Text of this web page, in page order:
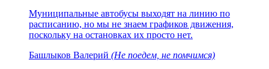
Муниципальные автобусы выходят на линию по
расписанию, но мы не знаем графиков движения,
поскольку на остановках их просто нет.
Башлыков Валерий (Не поедем, не помчимся)